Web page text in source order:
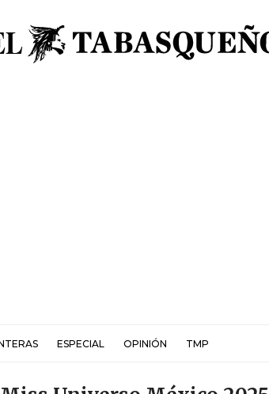
ESPECIAL OPINIÓN TMP